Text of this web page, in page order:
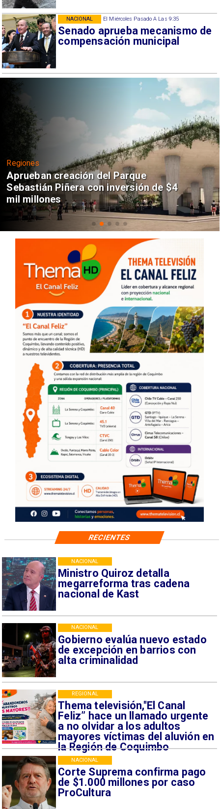
El Miércoles Pasado A Las 9:35
Senado aprueba mecanismo de
compensación municipal
NACIONAL
Regiones
Aprueban creación del Parque
Sebastián Piñera con inversión de $4
mil millones
Ministro Quiroz detalla
megarreforma tras cadena
nacional de Kast
NACIONAL
Gobierno evalúa nuevo estado
de excepción en barrios con
alta criminalidad
NACIONAL
Thema televisión,"El Canal
Feliz” hace un llamado urgente
a no olvidar a los adultos
mayores víctimas del aluvión en
la Región de Coquimbo
REGIONAL
Corte Suprema confirma pago
de $1.000 millones por caso
ProCultura
NACIONAL
RECIENTES